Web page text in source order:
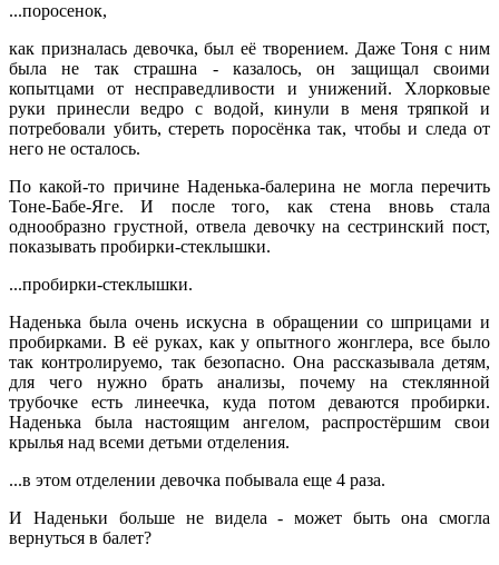
...поросенок,
как призналась девочка, был её творением. Даже Тоня с ним
была не так страшна - казалось, он защищал своими
копытцами от несправедливости и унижений. Хлорковые
руки принесли ведро с водой, кинули в меня тряпкой и
потребовали убить, стереть поросёнка так, чтобы и следа от
него не осталось.
По какой-то причине Наденька-балерина не могла перечить
Тоне-Бабе-Яге. И после того, как стена вновь стала
однообразно грустной, отвела девочку на сестринский пост,
показывать пробирки-стеклышки.
...пробирки-стеклышки.
Наденька была очень искусна в обращении со шприцами и
пробирками. В её руках, как у опытного жонглера, все было
так контролируемо, так безопасно. Она рассказывала детям,
для чего нужно брать анализы, почему на стеклянной
трубочке есть линеечка, куда потом деваются пробирки.
Наденька была настоящим ангелом, распростёршим свои
крылья над всеми детьми отделения.
...в этом отделении девочка побывала еще 4 раза.
И Наденьки больше не видела - может быть она смогла
вернуться в балет?